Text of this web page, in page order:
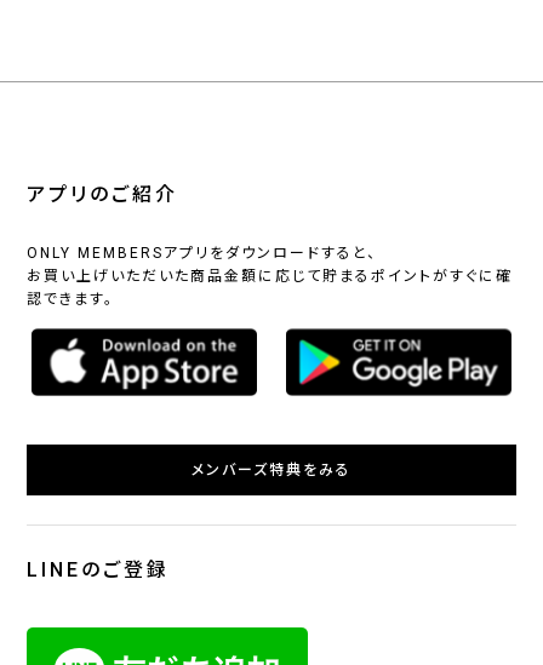
アプリのご紹介
ONLY MEMBERSアプリをダウンロードすると、
お買い上げいただいた商品金額に応じて貯まるポイントがすぐに確
認できます。
メンバーズ特典をみる
LINEのご登録